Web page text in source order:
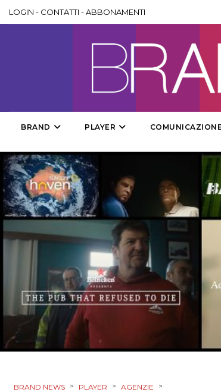
LOGIN - CONTATTI -ABBONAMENTI
BRAND PLAYER
BRAND NEWS > PLAYER > AGENZIE >